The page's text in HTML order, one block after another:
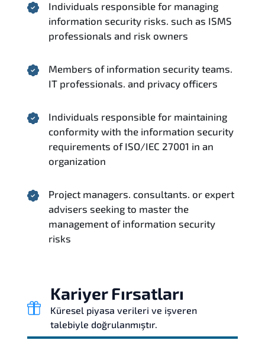
Individuals responsible for managing
information security risks. such as ISMS
professionals and risk owners
Members of information security teams.
IT professionals. and privacy officers
Individuals responsible for maintaining
conformity with the information security
requirements of ISO/IEC 27001 in an
organization
Project managers. consultants. or expert
advisers seeking to master the
management of information security
risks
Kariyer Fırsatları
Küresel piyasa verileri ve işveren
talebiyle doğrulanmıştır.